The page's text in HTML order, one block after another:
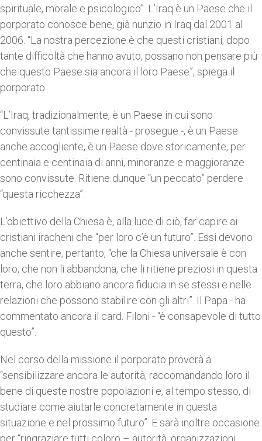
spirituale, morale e psicologico”. L’Iraq è un Paese che il
porporato conosce bene, già nunzio in Iraq dal 2001 al
2006. “La nostra percezione è che questi cristiani, dopo
tante difficoltà che hanno avuto, possano non pensare più
che questo Paese sia ancora il loro Paese”, spiega il
porporato.
“L’Iraq, tradizionalmente, è un Paese in cui sono
convissute tantissime realtà - prosegue -, è un Paese
anche accogliente, è un Paese dove storicamente, per
centinaia e centinaia di anni, minoranze e maggioranze
sono convissute. Ritiene dunque “un peccato” perdere
“questa ricchezza”.
L’obiettivo della Chiesa è, alla luce di ciò, far capire ai
cristiani iracheni che “per loro c’è un futuro”. Essi devono
anche sentire, pertanto, “che la Chiesa universale è con
loro, che non li abbandona, che li ritiene preziosi in questa
terra, che loro abbiano ancora fiducia in se stessi e nelle
relazioni che possono stabilire con gli altri”. Il Papa - ha
commentato ancora il card. Filoni - “è consapevole di tutto
questo”.
Nel corso della missione il porporato proverà a
“sensibilizzare ancora le autorità, raccomandando loro il
bene di queste nostre popolazioni e, al tempo stesso, di
studiare come aiutarle concretamente in questa
situazione e nel prossimo futuro”. E sarà inoltre occasione
per “ringraziare tutti coloro – autorità, organizzazioni